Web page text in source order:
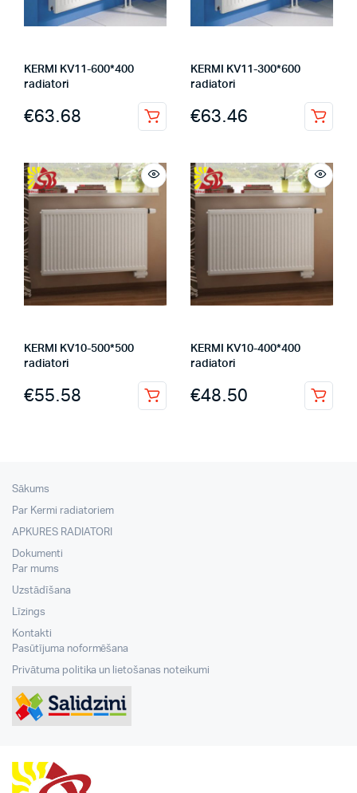
KERMI KV11-600*400
radiatori
€63.68
KERMI KV11-300*600
radiatori
€63.46
KERMI KV10-500*500
radiatori
€55.58
KERMI KV10-400*400
radiatori
€48.50
Sākums
Par Kermi radiatoriem
APKURES RADIATORI
Dokumenti
Par mums
Uzstādīšana
Līzings
Kontakti
Pasūtījuma noformēšana
Privātuma politika un lietošanas noteikumi